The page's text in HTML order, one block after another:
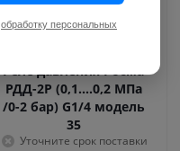
РДД-2Р (0,1....0,2 МПа
/0-2 бар) G1/4 модель
35
Уточните срок поставки
обработку персональных